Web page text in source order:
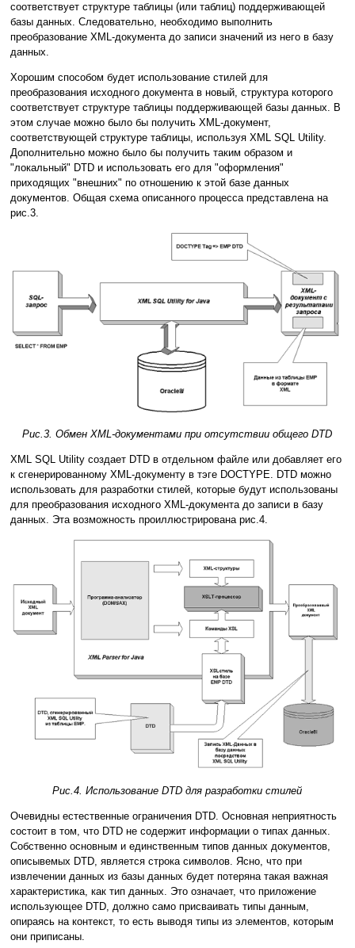
соответствует структуре таблицы (или таблиц) поддерживающей
базы данных. Следовательно, необходимо выполнить
преобразование XML-документа до записи значений из него в базу
данных.
Хорошим способом будет использование стилей для
преобразования исходного документа в новый, структура которого
соответствует структуре таблицы поддерживающей базы данных. В
этом случае можно было бы получить XML-документ,
соответствующей структуре таблицы, используя XML SQL Utility.
Дополнительно можно было бы получить таким образом и
"локальный" DTD и использовать его для "оформления"
приходящих "внешних" по отношению к этой базе данных
документов. Общая схема описанного процесса представлена на
рис.3.
Рис.3. Обмен XML-документами при отсутствии общего DTD
XML SQL Utility создает DTD в отдельном файле или добавляет его
к сгенерированному XML-документу в тэге DOCTYPE. DTD можно
использовать для разработки стилей, которые будут использованы
для преобразования исходного XML-документа до записи в базу
данных. Эта возможность проиллюстрирована рис.4.
Рис.4. Использование DTD для разработки стилей
Очевидны естественные ограничения DTD. Основная неприятность
состоит в том, что DTD не содержит информации о типах данных.
Собственно основным и единственным типов данных документов,
описывемых DTD, является строка символов. Ясно, что при
извлечении данных из базы данных будет потеряна такая важная
характеристика, как тип данных. Это означает, что приложение
использующее DTD, должно само присваивать типы данным,
опираясь на контекст, то есть выводя типы из элементов, которым
они приписаны.